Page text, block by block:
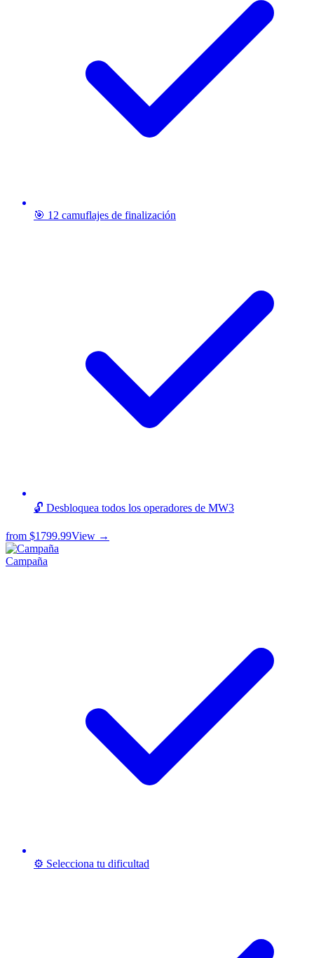
🎯 12 camuflajes de finalización
🔓 Desbloquea todos los operadores de MW3
from $1799.99View →
Campaña
⚙️ Selecciona tu dificultad